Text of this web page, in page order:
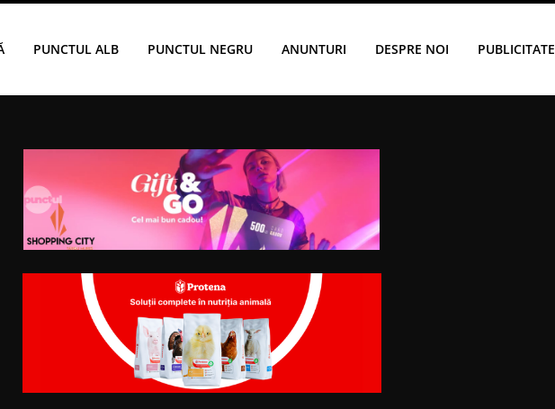
PUNCTUL ALB PUNCTUL NEGRU ANUNTURI DESPRE NOI PUBLICITATE